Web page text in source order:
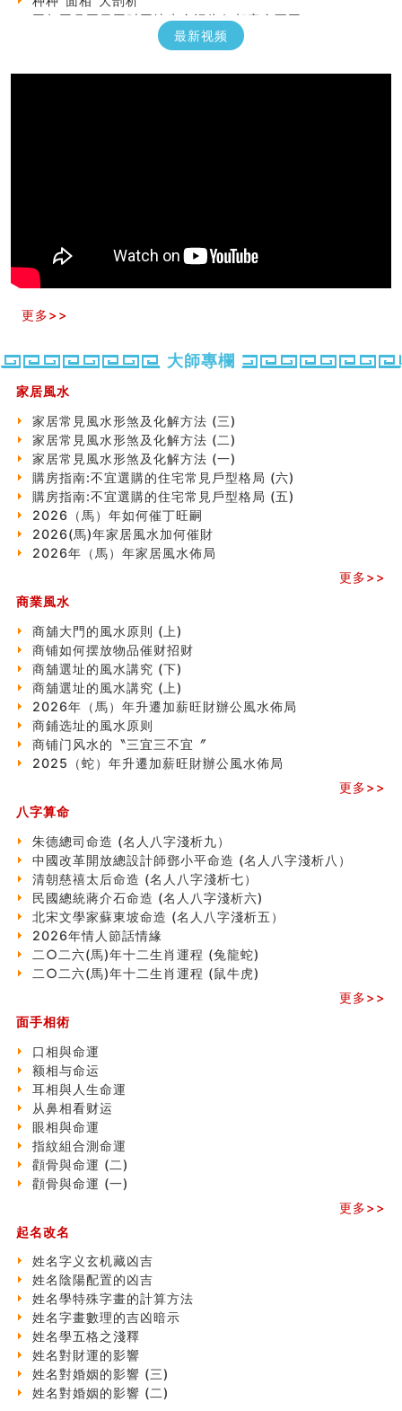
同年同月同日同时同地生命运为何却完全不同？
商舖大門的風水原則 (上)
四墓库真诠
套房風水怎麼看？ 租屋風水禁忌有哪些？搬家禁忌要注
意！
精选1500个五行属金的字
八字十神与坐基关系详解
精选1000个五行属土的字
人的面相看财运
六爻算卦：测腹中胎儿是男是女
中國改革開放總設計師鄧小平命造 (名人八字淺析八）
测字（实例解释）
精选1000个五行属火的字
玄空本义(七)
刘燮鈞讲人相 手纹与命运(二)
商铺如何摆放物品催财招财
极其旺夫的女人面相
居家風水懶人包！房子煞氣怎麼看？風水禁忌有哪些？有
南半球的八字如何推排
玄空本义(六)
额相与命运
风水先生林琅仙的传说
从痣看相
姓名陰陽配置的凶吉
六爻測住宅風水 (四)
玄空本义 (五)
精选1500个五行属木的字
玄空本义 (四)
八字算命：女命八字里日坐伤官克夫？
六爻算卦：我俩之间是否还命中有未尽的缘分？
订婚就是定结婚日子吗
清朝慈禧太后命造 (名人八字淺析七）
玄空本义 (三)
飞灵山传说故事
命理解说：想请问什么时候能够遇到姻缘结婚？
商舖選址的風水講究 (下)
刘燮鈞讲人相 手纹与命运(一)
玄空本义 (二)
大門風水五大禁忌！大門風水擺設？門中門風水解方？
出现这几种面相桃花泛
寓意好的五行属水的汉字有哪些？五行属水的汉字大全
玄空本义 (一)
＂天下第一关＂的由来
无名指长的人有艺术天赋？手指长短能看出什么？
六爻測住宅風水 (三)
姓名學特殊字畫的計算方法
風水辟邪大全
七夕节 我国唯一一个以女性为主角传统节日
手指饱满福运加身，这种手相福运在何处？
八字铁口直断经验总结五十条
《高岛易断》(四)
民間風水知識九十四條
马斯克八字分析
饭店餐馆风水布局知识
最新视频
更多>>
大師專欄
家居風水
家居常見風水形煞及化解方法 (三)
家居常見風水形煞及化解方法 (二)
家居常見風水形煞及化解方法 (一)
購房指南:不宜選購的住宅常見戶型格局 (六)
購房指南:不宜選購的住宅常見戶型格局 (五)
2026（馬）年如何催丁旺嗣
2026(馬)年家居風水加何催財
2026年（馬）年家居風水佈局
更多>>
商業風水
商舖大門的風水原則 (上)
商铺如何摆放物品催财招财
商舖選址的風水講究 (下)
商舖選址的風水講究 (上)
2026年（馬）年升遷加薪旺財辦公風水佈局
商鋪选址的風水原则
商铺门风水的〝三宜三不宜〞
2025（蛇）年升遷加薪旺財辦公風水佈局
更多>>
八字算命
朱德總司命造 (名⼈⼋字淺析九）
中國改革開放總設計師鄧小平命造 (名人八字淺析八）
清朝慈禧太后命造 (名人八字淺析七）
民國總統蔣介石命造 (名人八字淺析六)
北宋文學家蘇東坡命造 (名人八字淺析五）
2026年情人節話情緣
二○二六(馬)年十二生肖運程 (兔龍蛇)
二○二六(馬)年十二生肖運程 (鼠牛虎)
更多>>
面手相術
口相與命運
额相与命运
耳相與人生命運
从鼻相看财运
眼相與命運
指紋組合測命運
顴骨與命運 (二)
顴骨與命運 (一)
更多>>
起名改名
姓名字义玄机藏凶吉
姓名陰陽配置的凶吉
姓名學特殊字畫的計算方法
姓名字畫數理的吉凶暗示
姓名學五格之淺釋
姓名對財運的影響
姓名對婚姻的影響 (三)
姓名對婚姻的影響 (二)